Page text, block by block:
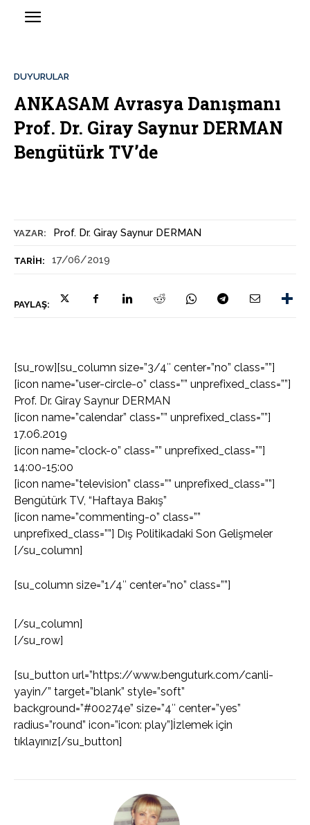
YAZAR: Prof. Dr. Giray Saynur DERMAN
TARIH: 17/06/2019
PAYLAŞ:
DUYURULAR
ANKASAM Avrasya Danışmanı
Prof. Dr. Giray Saynur DERMAN
Bengütürk TV’de
[su_row][su_column size=”3/4″ center=”no” class=””]
[icon name=”user-circle-o” class=”” unprefixed_class=””]
Prof. Dr. Giray Saynur DERMAN
[icon name=”calendar” class=”” unprefixed_class=””]
17.06.2019
[icon name=”clock-o” class=”” unprefixed_class=””]
14:00-15:00
[icon name=”television” class=”” unprefixed_class=””]
Bengütürk TV, “Haftaya Bakış”
[icon name=”commenting-o” class=””
unprefixed_class=””] Dış Politikadaki Son Gelişmeler
[/su_column]
[su_column size=”1/4″ center=”no” class=””]
[/su_column]
[/su_row]
[su_button url=”https://www.benguturk.com/canli-
yayin/” target=”blank” style=”soft”
background=”#00274e” size=”4″ center=”yes”
radius=”round” icon=”icon: play”]İzlemek için
tıklayınız[/su_button]